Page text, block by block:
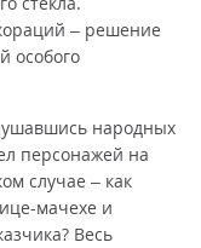
– решение
особого
народных
персонажей на
случае – как
мачехе и
Весь